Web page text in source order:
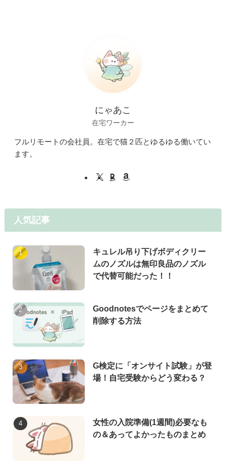
にゃあこ
在宅ワーカー
フルリモートの会社員。在宅で猫２匹とゆるゆる働いてい
ます。
人気記事
キュレル吊り下げボディクリー
ムのノズルは無印良品のノズル
で代替可能だった！！
Goodnotesでページをまとめて
削除する方法
G検定に「オンサイト試験」が登
場！自宅受験からどう変わる？
女性の入院準備(1週間)必要なも
の＆あってよかったものまとめ